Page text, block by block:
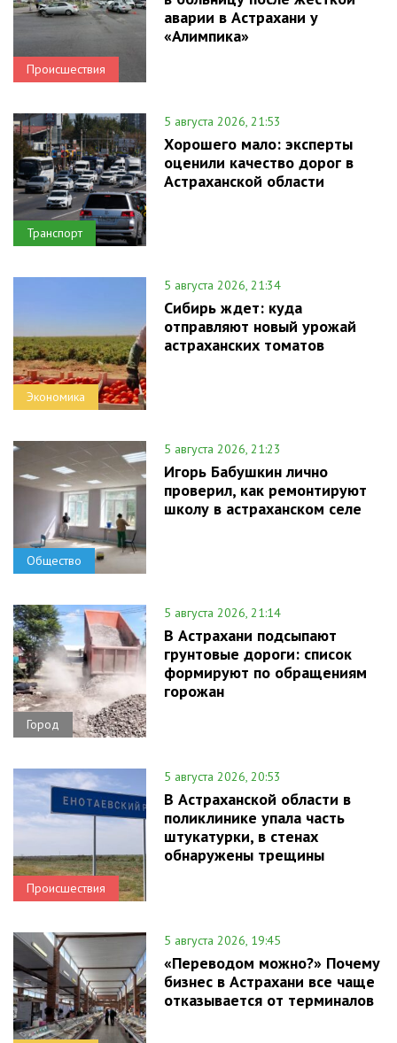
Происшествия
аварии в Астрахани у
«Алимпика»
Транспорт
5 августа 2026, 21:53
Хорошего мало: эксперты
оценили качество дорог в
Астраханской области
Экономика
5 августа 2026, 21:34
Сибирь ждет: куда
отправляют новый урожай
астраханских томатов
Общество
5 августа 2026, 21:23
Игорь Бабушкин лично
проверил, как ремонтируют
школу в астраханском селе
Город
5 августа 2026, 21:14
В Астрахани подсыпают
грунтовые дороги: список
формируют по обращениям
горожан
Происшествия
5 августа 2026, 20:53
В Астраханской области в
поликлинике упала часть
штукатурки, в стенах
обнаружены трещины
5 августа 2026, 19:45
«Переводом можно?» Почему
бизнес в Астрахани все чаще
отказывается от терминалов